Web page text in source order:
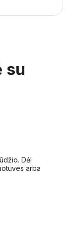
su
Dėl
arba